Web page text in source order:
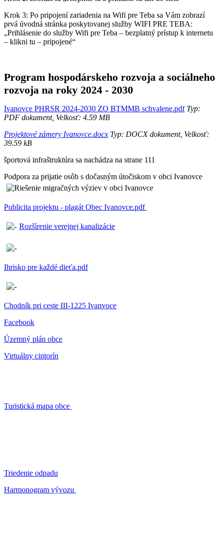
Krok 3: Po pripojení zariadenia na Wifi pre Teba sa Vám zobrazí
prvá úvodná stránka poskytovanej služby WIFI PRE TEBA:
„Prihlásenie do služby Wifi pre Teba – bezplatný prístup k internetu
– klikni tu – pripojené“
Program hospodárskeho rozvoja a sociálneho
rozvoja na roky 2024 - 2030
Ivanovce PHRSR 2024-2030 ZO BTMMB schvalene.pdfTyp:
PDF dokument, Velkosť: 4.59 MB
Projektové zámery Ivanovce.docx Typ: DOCX dokument, Velkosť:
39.59 kB
športová infraštruktúra sa nachádza na strane 111
Podpora za prijatie osôb s dočasným útočiskom v obci Ivanovce
Publicita projektu - plagát Obec Ivanovce.pdf
Rozšírenie verejnej kanalizácie
Ihrisko pre každé dieťa.pdf
Chodník pri ceste III-1225 Ivanvoce
Facebook
Územný plán obce
Virtuálny cintorín
Turistická mapa obce
Triedenie odpadu
Harmonogram vývozu